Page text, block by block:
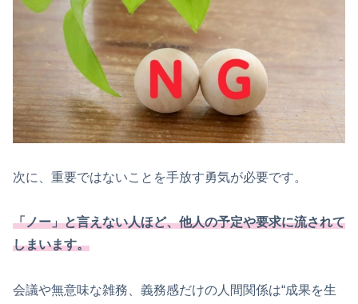
次に、重要ではないことを手放す勇気が必要です。
「ノー」と言えない人ほど、他人の予定や要求に流されて
しまいます。
会議や無意味な雑務、義務感だけの人間関係は“成果を生